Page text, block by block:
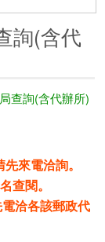
詢(含代
查詢(含代辦所)
來電洽詢。
查閱。
洽各該郵政代